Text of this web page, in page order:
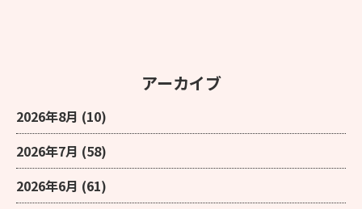
アーカイブ
2026年8月 (10)
2026年7月 (58)
2026年6月 (61)